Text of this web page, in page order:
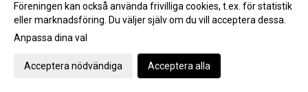
Hemmamatch för ett VIF som hittat målformen sista veckan 2018-04-27 21:33
Historisk seger för Akademilaget
Föreningen kan också använda frivilliga cookies, t.ex. för statistik
eller marknadsföring. Du väljer själv om du vill acceptera dessa.
Anpassa dina val
Acceptera nödvändiga Acceptera alla